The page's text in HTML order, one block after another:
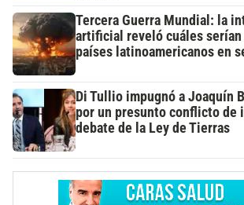
Tercera Guerra Mundial: la
artificial reveló cuáles
países latinoamericanos en
Di Tullio impugnó a Joaquín
por un presunto conflicto de
debate de la Ley de Tierras